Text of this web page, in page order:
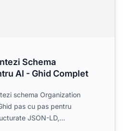
Schema
AI - Ghid Complet
schema Organization
pas cu pas pentru
JSON-LD,